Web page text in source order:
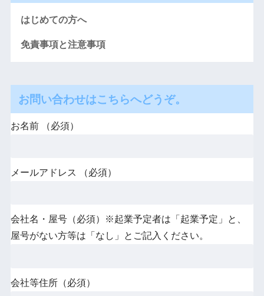
はじめての方へ
免責事項と注意事項
お問い合わせはこちらへどうぞ。
お名前 （必須）
メールアドレス （必須）
会社名・屋号（必須）※起業予定者は「起業予定」と、
屋号がない方等は「なし」とご記入ください。
会社等住所（必須）